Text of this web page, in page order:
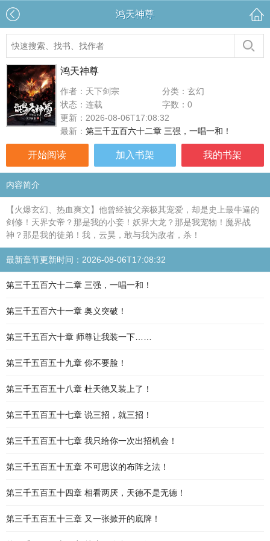
鸿天神尊
鸿天神尊
作者：天下剑宗
分类：玄幻
状态：连载
字数：0
更新：2026-08-06T17:08:32
最新： 第三千五百六十二章 三强，一唱一和！
开始阅读 加入书架 我的书架
内容简介
【火爆玄幻、热血爽文】他曾经被父亲极其宠爱，却是史上最牛逼的
剑修！天界女帝？那是我的小妾！妖界大龙？那是我宠物！魔界战
神？那是我的徒弟！我，云昊，敢与我为敌者，杀！
最新章节更新时间：2026-08-06T17:08:32
第三千五百六十二章 三强，一唱一和！
第三千五百六十一章 奥义突破！
第三千五百六十章 师尊让我装一下……
第三千五百五十九章 你不要脸！
第三千五百五十八章 杜天德又装上了！
第三千五百五十七章 说三招，就三招！
第三千五百五十七章 我只给你一次出招机会！
第三千五百五十五章 不可思议的布阵之法！
第三千五百五十四章 相看两厌，天德不是无德！
第三千五百五十三章 又一张掀开的底牌！